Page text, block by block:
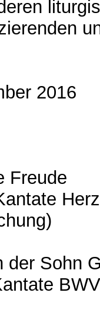
2016
Freude
der Sohn